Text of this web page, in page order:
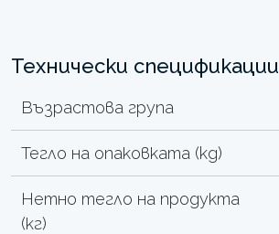
Технически спецификации
Възрастова група
Тегло на опаковката (kg)
Нетно тегло на продукта
(кг)